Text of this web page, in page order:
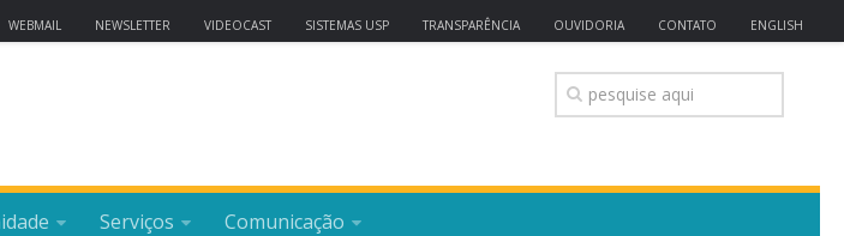
WEBMAIL NEWSLETTER VIDEOCAST SISTEMAS USP TRANSPARÊNCIA OUVIDORIA CONTATO ENGLISH
Serviços Comunicação